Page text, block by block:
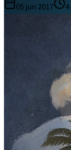
05 jun 2017 4